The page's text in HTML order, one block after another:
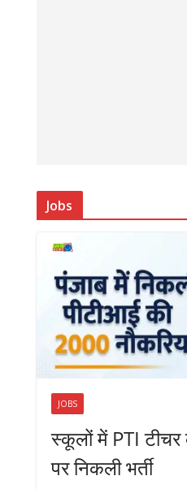
Jobs
JOBS
स्कूलों में PTI
पर निकली भर्ती